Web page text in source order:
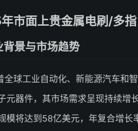
市面上贵金属电刷/多指
背景与市场趋势
全球工业自动化、新能源汽车和
元器件，其市场需求呈现持续增
模将达到58亿美元，年复合增长